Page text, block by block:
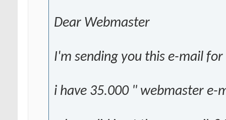
Dear Webmaster
I'm sending you this e-mail
i have 35.000 " webmaster e-